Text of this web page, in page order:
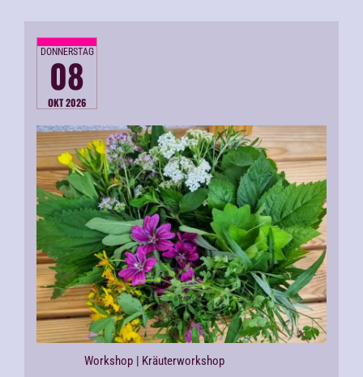
DONNERSTAG
08
OKT 2026
Workshop | Kräuterworkshop